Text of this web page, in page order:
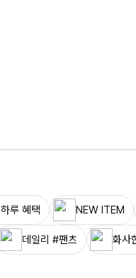
루 혜택 NEW ITEM
데일리 #팬츠 화사